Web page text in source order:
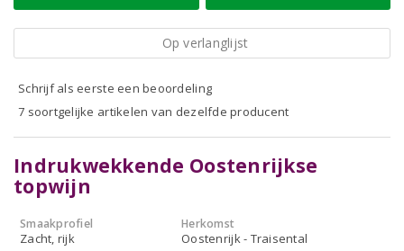
Op verlanglijst
Schrijf als eerste een beoordeling
7 soortgelijke artikelen van dezelfde producent
Indrukwekkende Oostenrijkse
topwijn
Smaakprofiel
Zacht, rijk
Herkomst
Oostenrijk - Traisental